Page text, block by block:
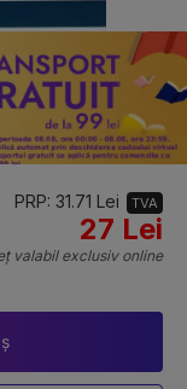
PRP: 31.71 Lei TVA
27 Lei
valabil exclusiv online